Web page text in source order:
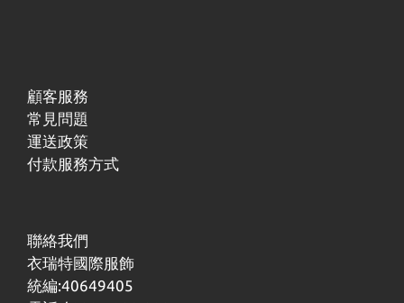
顧客服務
常見問題
運送政策
付款服務方式
聯絡我們
衣瑞特國際服飾
統編:40649405